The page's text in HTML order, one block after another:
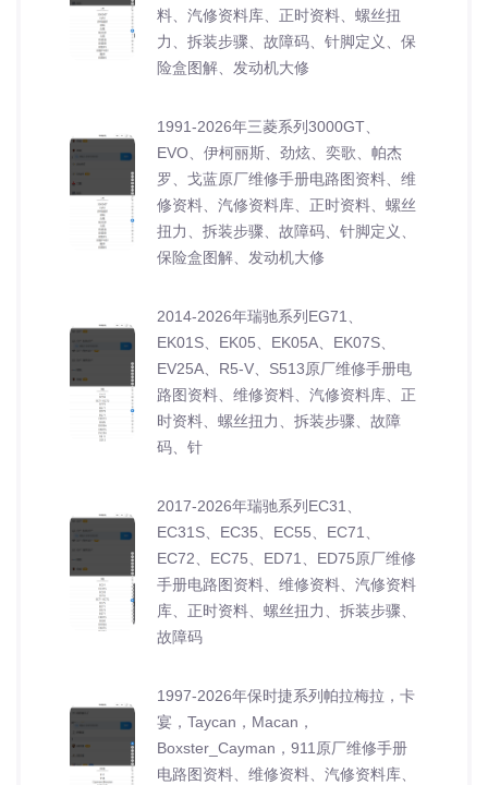
料、汽修资料库、正时资料、螺丝扭
力、拆装步骤、故障码、针脚定义、保
险盒图解、发动机大修
1991-2026年三菱系列3000GT、
EVO、伊柯丽斯、劲炫、奕歌、帕杰
罗、戈蓝原厂维修手册电路图资料、维
修资料、汽修资料库、正时资料、螺丝
扭力、拆装步骤、故障码、针脚定义、
保险盒图解、发动机大修
2014-2026年瑞驰系列EG71、
EK01S、EK05、EK05A、EK07S、
EV25A、R5-V、S513原厂维修手册电
路图资料、维修资料、汽修资料库、正
时资料、螺丝扭力、拆装步骤、故障
码、针
2017-2026年瑞驰系列EC31、
EC31S、EC35、EC55、EC71、
EC72、EC75、ED71、ED75原厂维修
手册电路图资料、维修资料、汽修资料
库、正时资料、螺丝扭力、拆装步骤、
故障码
1997-2026年保时捷系列帕拉梅拉，卡
宴，Taycan，Macan，
Boxster_Cayman，911原厂维修手册
电路图资料、维修资料、汽修资料库、